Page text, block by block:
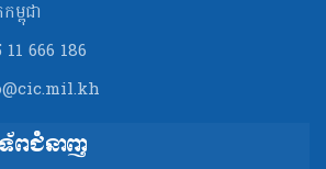
ម្ពុជា
666 186
ពជំនាញ